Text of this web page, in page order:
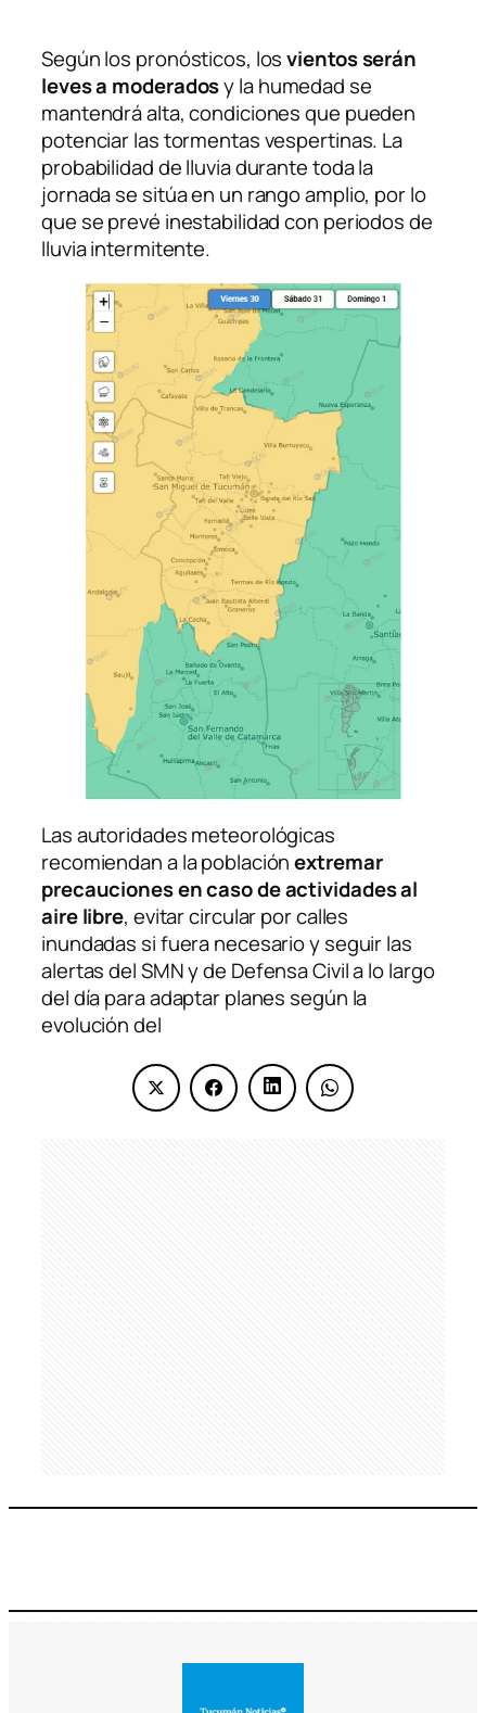
Según los pronósticos, losvientos serán
leves a moderadosy la humedad se
mantendrá alta, condiciones que pueden
potenciar las tormentas vespertinas. La
probabilidad de lluvia durante toda la
jornada se sitúa en un rango amplio, por lo
que se prevé inestabilidad con periodos de
lluvia intermitente.
Las autoridades meteorológicas
recomiendan a la poblaciónextremar
precauciones en caso de actividades al
aire libre, evitar circular por calles
inundadas si fuera necesario y seguir las
alertas del SMN y de Defensa Civil a lo largo
del día para adaptar planes según la
evolución del